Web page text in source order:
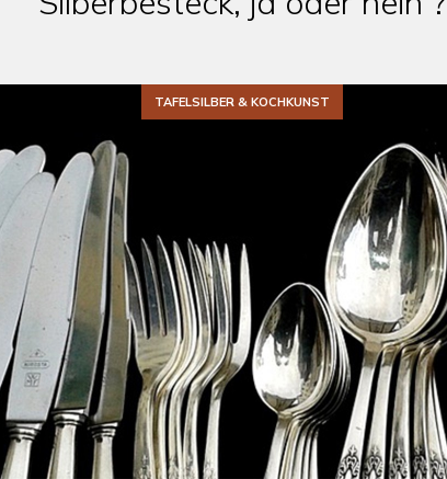
TAFELSILBER & KOCHKUNST